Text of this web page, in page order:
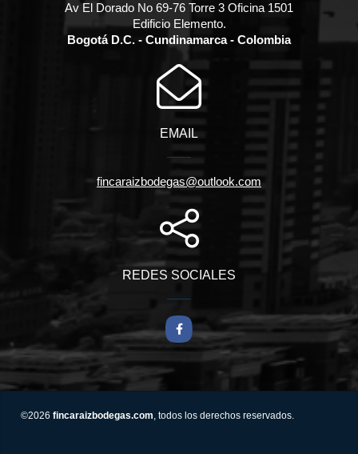
Av El Dorado No 69-76 Torre 3 Oficina 1501
Edificio Elemento.
Bogotá D.C. - Cundinamarca - Colombia
EMAIL
fincaraizbodegas@outlook.com
REDES SOCIALES
Facebook
©2026 fincaraizbodegas.com, todos los derechos reservados.